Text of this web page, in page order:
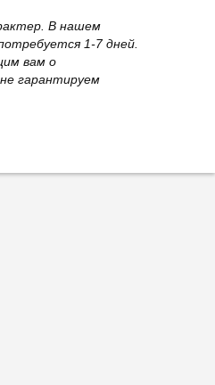
В нашем
1-7 дней.
вам о
гарантируем